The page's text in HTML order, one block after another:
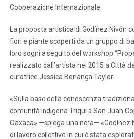
Cooperazione Internazionale.
La proposta artistica di Godínez Nivón
fiori e piante scoperti da un gruppo di
loro sogni a seguito del workshop
realizzato dall’artista nel 2015 a Città
curatrice Jessica Berlanga Taylor.
«Sulla base della conoscenza
comunità indigena Triqui a San Juan
Oaxaca» —spiega una nota— «Godínez
di lavoro collettive in cui è stata